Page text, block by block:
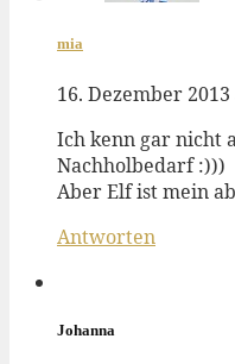
mia
16. Dezember
Ich kenn gar nicht
Nachholbedarf :)))
Aber Elf ist mein
Antworten
Johanna